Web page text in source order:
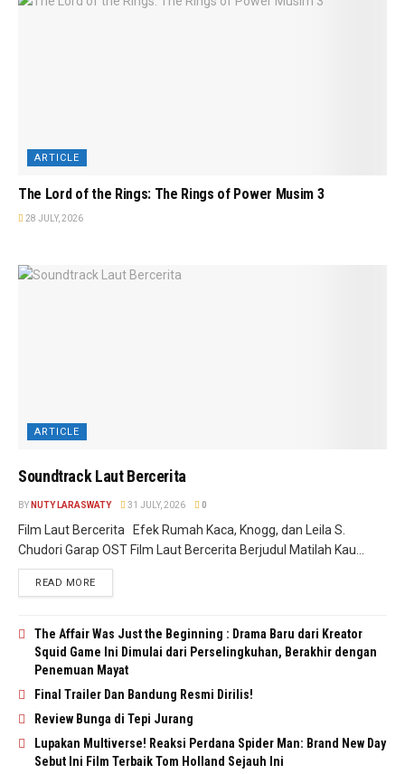
ARTICLE
The Lord of the Rings: The Rings of Power Musim 3
28 JULY, 2026
ARTICLE
Soundtrack Laut Bercerita
BY NUTY LARASWATY 31 JULY, 2026 0
Film Laut Bercerita Efek Rumah Kaca, Knogg, dan Leila S.
Chudori Garap OST Film Laut Bercerita Berjudul Matilah Kau...
READ MORE
The Affair Was Just the Beginning : Drama Baru dari Kreator
Squid Game Ini Dimulai dari Perselingkuhan, Berakhir dengan
Penemuan Mayat
Final Trailer Dan Bandung Resmi Dirilis!
Review Bunga di Tepi Jurang
Lupakan Multiverse! Reaksi Perdana Spider Man: Brand New Day
Sebut Ini Film Terbaik Tom Holland Sejauh Ini